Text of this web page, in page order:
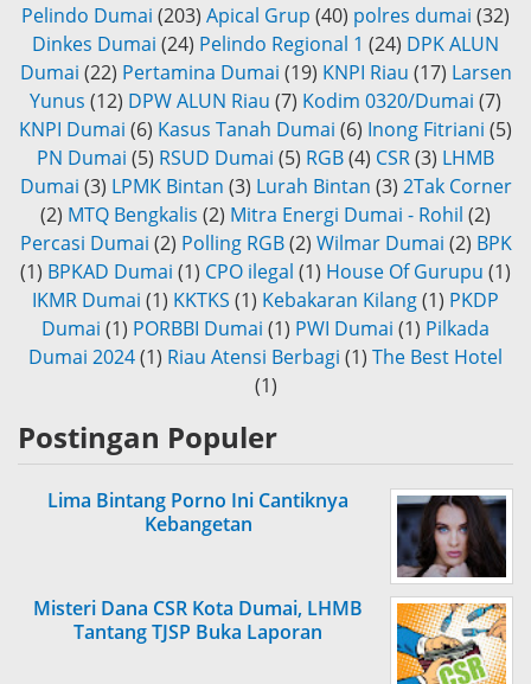
Pelindo Dumai (203) Apical Grup (40) polres dumai (32)
Dinkes Dumai (24) Pelindo Regional 1 (24) DPK ALUN
Dumai (22) Pertamina Dumai (19) KNPI Riau (17) Larsen
Yunus (12) DPW ALUN Riau (7) Kodim 0320/Dumai (7)
KNPI Dumai (6) Kasus Tanah Dumai (6) Inong Fitriani (5)
PN Dumai (5) RSUD Dumai (5) RGB(4) CSR(3) LHMB
Dumai (3) LPMK Bintan (3) Lurah Bintan (3) 2Tak Corner
(2) MTQ Bengkalis (2) Mitra Energi Dumai - Rohil (2)
Percasi Dumai (2) Polling RGB (2) Wilmar Dumai (2) BPK
(1) BPKAD Dumai (1) CPO ilegal (1) House Of Gurupu (1)
IKMR Dumai (1) KKTKS (1) Kebakaran Kilang(1) PKDP
Dumai (1) PORBBI Dumai (1) PWI Dumai (1) Pilkada
Dumai 2024(1) Riau Atensi Berbagi (1) The Best Hotel
(1)
Postingan Populer
Lima Bintang Porno Ini Cantiknya
Kebangetan
Misteri Dana CSR Kota Dumai, LHMB
Tantang TJSP Buka Laporan